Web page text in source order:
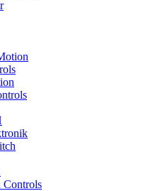
Controls